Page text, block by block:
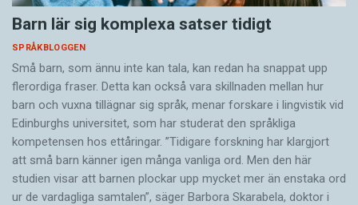
Barn lär sig komplexa satser tidigt
SPRÅKBLOGGEN
Små barn, som ännu inte kan tala, kan redan ha snappat upp
flerordiga fraser. Detta kan också vara skillnaden mellan hur
barn och vuxna tillägnar sig språk, menar forskare i lingvistik vid
Edinburghs universitet, som har studerat den språkliga
kompetensen hos ettåringar. ”Tidigare forskning har klargjort
att små barn känner igen många vanliga ord. Men den här
studien visar att barnen plockar upp mycket mer än enstaka ord
ur de vardagliga samtalen”, säger Barbora Skarabela, doktor i